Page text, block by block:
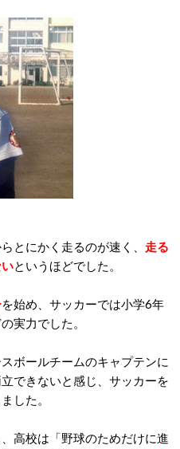
とにかく走るのが速く、 走る
というほどでした。
を始め、サッカーでは小学6年
実力でした。
ボールチームのキャプテンに
できないと感じ、サッカーを
した。
高校は「野球のためだけに進